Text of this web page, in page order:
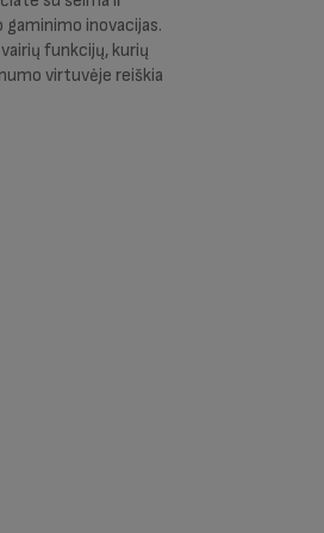
gaminimo inovacijas.
funkcijų, kurių
virtuvėje reiškia